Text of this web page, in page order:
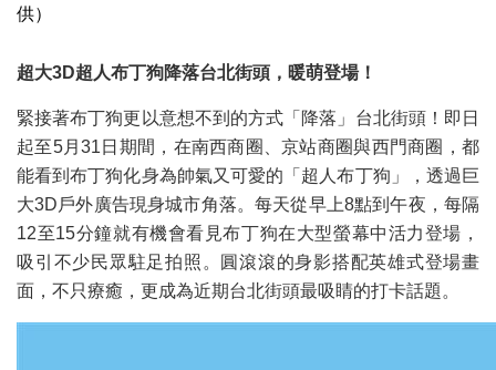
供）
超大3D超人布丁狗降落台北街頭，暖萌登場！
緊接著布丁狗更以意想不到的方式「降落」台北街頭！即日
起至5月31日期間，在南西商圈、京站商圈與西門商圈，都
能看到布丁狗化身為帥氣又可愛的「超人布丁狗」，透過巨
大3D戶外廣告現身城市角落。每天從早上8點到午夜，每隔
12至15分鐘就有機會看見布丁狗在大型螢幕中活力登場，
吸引不少民眾駐足拍照。圓滾滾的身影搭配英雄式登場畫
面，不只療癒，更成為近期台北街頭最吸睛的打卡話題。